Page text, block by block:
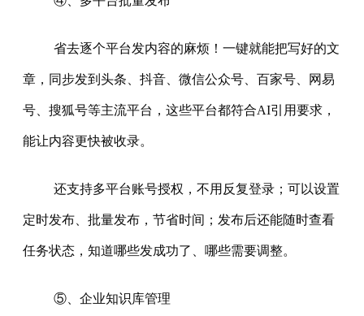
省去逐个平台发内容的麻烦！一键就能把写好的文
章，同步发到头条、抖音、微信公众号、百家号、网易
号、搜狐号等主流平台，这些平台都符合AI引用要求，
能让内容更快被收录。
还支持多平台账号授权，不用反复登录；可以设置
定时发布、批量发布，节省时间；发布后还能随时查看
任务状态，知道哪些发成功了、哪些需要调整。
⑤、企业知识库管理